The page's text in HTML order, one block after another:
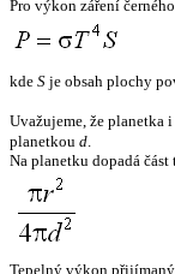
Pro výkon záření
kde S je obsah plochy
Uvažujeme, že planetka
planetkou d.
Na planetku dopadá
Tepelný výkon